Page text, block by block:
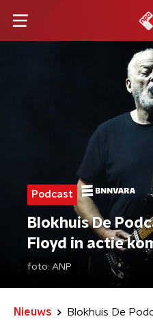
Podcast
Blokhuis De
Floyd in actie
foto: ANP
Nieuws